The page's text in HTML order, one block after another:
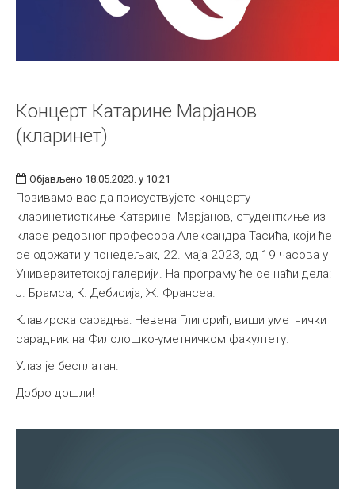
Концерт Катарине Марјанов
(кларинет)
Објављено 18.05.2023. у 10:21
Позивамо вас да присуствујете концерту
кларинетисткиње Катарине Марјанов, студенткиње из
класе редовног професора Александра Тасића, који ће
се одржати у понедељак, 22. маја 2023, од 19 часова у
Универзитетској галерији. На програму ће се наћи дела:
Ј. Брамса, К. Дебисија, Ж. Франсеа.
Клавирска сарадња: Невена Глигорић, виши уметнички
сарадник на Филолошко-уметничком факултету.
Улаз је бесплатан.
Добро дошли!